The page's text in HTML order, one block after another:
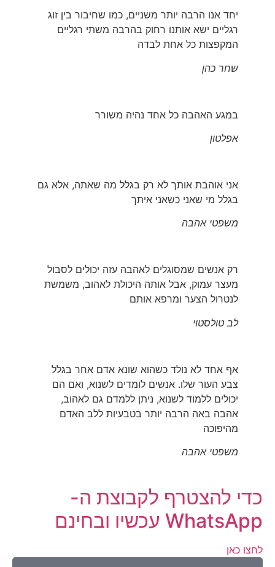
יחד אנו הרבה יותר משניים, כמו שחיבור בין זוג
רגליים ישא אותנו רחוק בהרבה משתי רגליים
המקפצות כל אחת לבדה
שחר כהן
במגע האהבה כל אחד נהיה משורר
אפלטון
אני אוהבת אותך לא רק בגלל מה שאתה, אלא גם
בגלל מי שאני כשאני איתך
משפטי אהבה
רק אנשים שמסוגלים לאהבה עזה יכולים לסבול
מעצר עמוק, אבל אותה היכולת לאהוב, משמשת
לנטרול הצער ומרפא אותם
לב טולסטוי
אף אחד לא נולד כשהוא שונא אדם אחר בגלל
צבע העור שלו. אנשים לומדים לשנוא, ואם הם
יכולים ללמוד לשנוא, ניתן ללמדם גם לאהוב,
אהבה באה הרבה יותר בטבעיות ללב האדם
מהיפוכה
משפטי אהבה
כדי להצטרף לקבוצת ה-
WhatsApp עכשיו ובחינם
לחצו כאן